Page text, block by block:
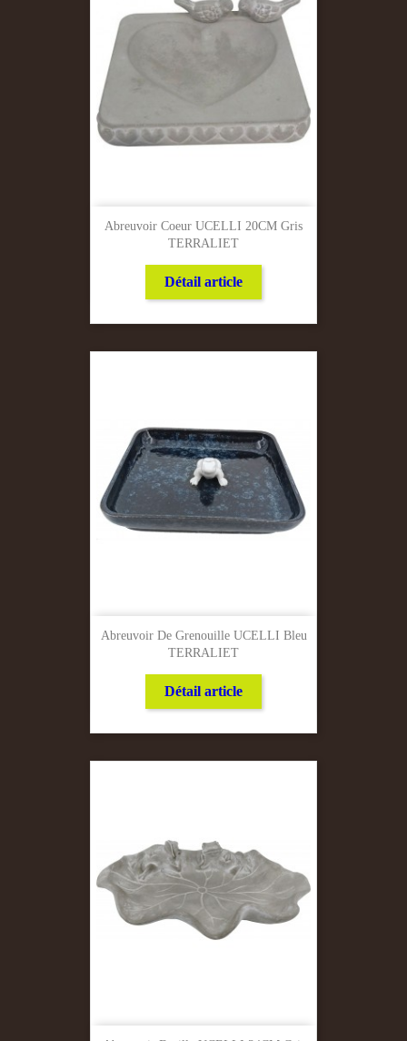
Abreuvoir Coeur UCELLI 20CM Gris
TERRALIET
Détail article
Abreuvoir De Grenouille UCELLI Bleu
TERRALIET
Détail article